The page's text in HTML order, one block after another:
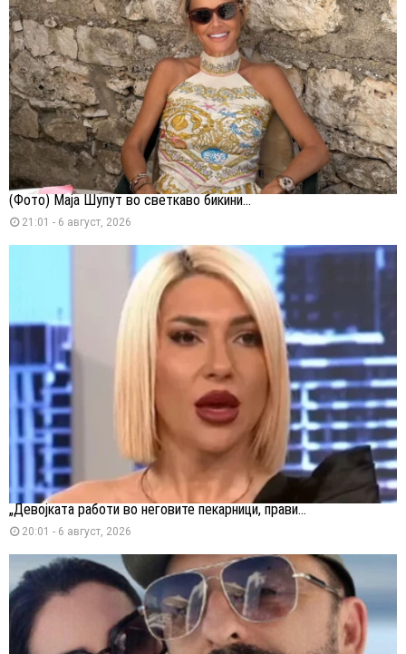
(Фото) Маја Шупут во светкаво бикини...
21:01 - 6 август, 2026
„Девојката работи во неговите пекарници, прави...
20:01 - 6 август, 2026